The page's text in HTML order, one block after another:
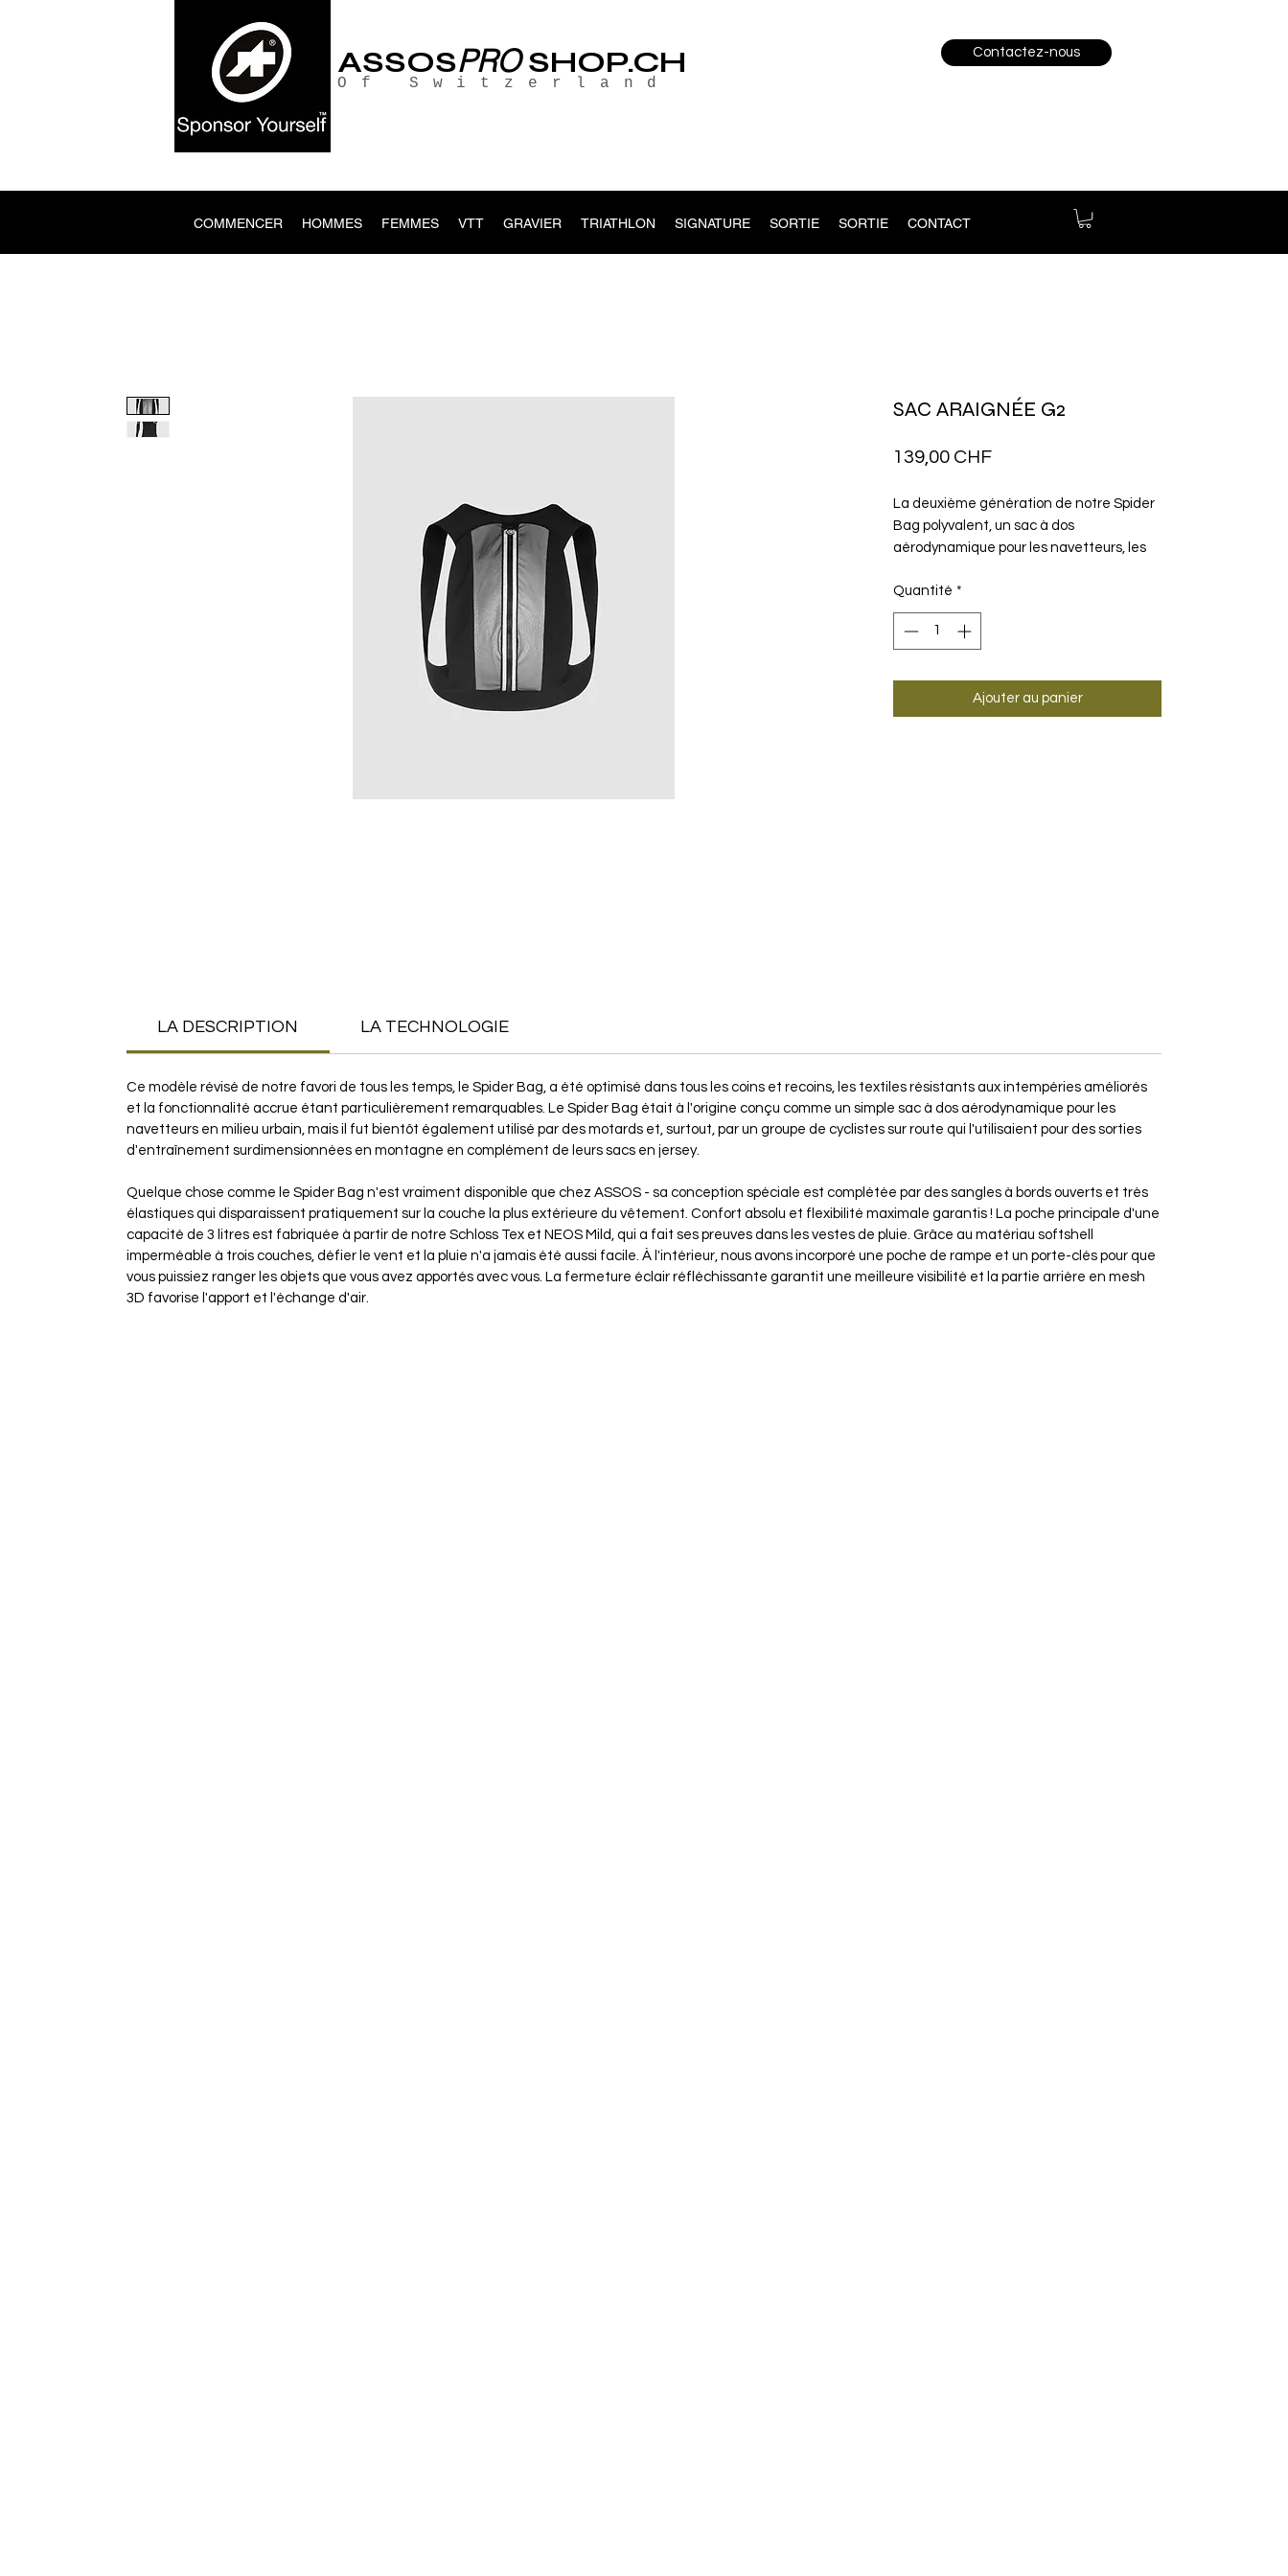
ASSOSPROSHOP.CH
Of Switzerland
Contactez-nous
COMMENCER HOMMES FEMMES VTT GRAVIER TRIATHLON SIGNATURE SORTIE SORTIE CONTACT
SAC ARAIGNÉE G2
139,00 CHFPrix
La deuxième génération de notre Spider
Bag polyvalent, un sac à dos
aérodynamique pour les navetteurs, les
athlètes à la recherche d'un
imperméable Nécessite un système de
bagages de faible capacité qui est
couches.
Quantité *
Ajouter au panier
LA DESCRIPTION LA TECHNOLOGIE
Ce modèle révisé de notre favori de tous les temps, le Spider Bag, a été optimisé dans tous les coins et recoins, les textiles résistants aux intempéries améliorés
et la fonctionnalité accrue étant particulièrement remarquables. Le Spider Bag était à l'origine conçu comme un simple sac à dos aérodynamique pour les
navetteurs en milieu urbain, mais il fut bientôt également utilisé par des motards et, surtout, par un groupe de cyclistes sur route qui l'utilisaient pour des sorties
d'entraînement surdimensionnées en montagne en complément de leurs sacs en jersey.
Quelque chose comme le Spider Bag n'est vraiment disponible que chez ASSOS - sa conception spéciale est complétée par des sangles à bords ouverts et très
élastiques qui disparaissent pratiquement sur la couche la plus extérieure du vêtement. Confort absolu et flexibilité maximale garantis ! La poche principale d'une
capacité de 3 litres est fabriquée à partir de notre Schloss Tex et NEOS Mild, qui a fait ses preuves dans les vestes de pluie. Grâce au matériau softshell
imperméable à trois couches, défier le vent et la pluie n'a jamais été aussi facile. À l'intérieur, nous avons incorporé une poche de rampe et un porte-clés pour que
vous puissiez ranger les objets que vous avez apportés avec vous. La fermeture éclair réfléchissante garantit une meilleure visibilité et la partie arrière en mesh
3D favorise l'apport et l'échange d'air.